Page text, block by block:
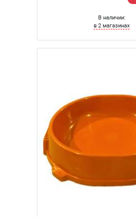
В наличии:
в 2 магазинах